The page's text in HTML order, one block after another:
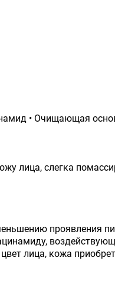
• Очищающая
лица, слегка
проявления
лица, кожа